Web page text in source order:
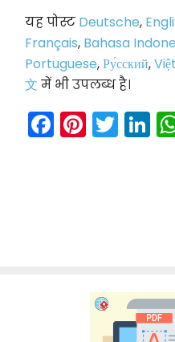
यह पोस्ट Deutsche,
Français, Bahasa
Portuguese,Ру́сский,
文 में भी उपलब्ध है।